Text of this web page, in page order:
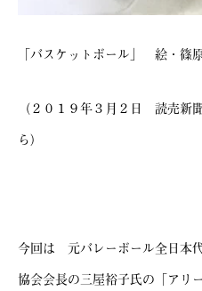
「バスケットボール」 絵・篠
（２０１９年３月２日 読売
ら）
今回は 元バレーボール全日本
協会会長の三屋裕子氏の「アリ